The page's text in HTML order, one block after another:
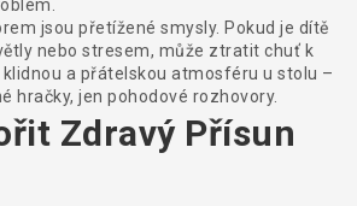
jsou přetížené smysly. Pokud je dítě
nebo stresem, může ztratit chuť k
a přátelskou atmosféru u stolu –
hračky, jen pohodové rozhovory.
Zdravý Přísun